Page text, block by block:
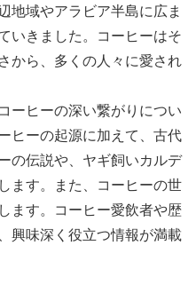
地域やアラビア半島に広ま
いきました。コーヒーはそ
から、多くの人々に愛され
ーヒーの深い繋がりについ
ヒーの起源に加えて、古代
の伝説や、ヤギ飼いカルデ
ます。また、コーヒーの世
ます。コーヒー愛飲者や歴
興味深く役立つ情報が満載